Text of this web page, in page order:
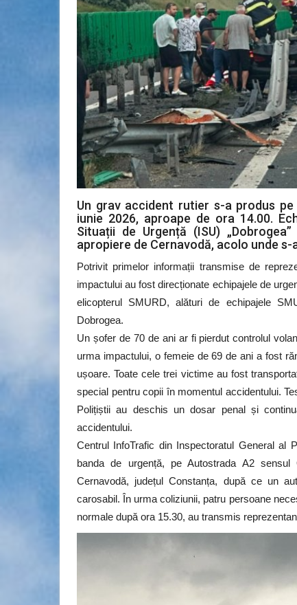
Un grav accident rutier s-a produs
iunie 2026, aproape de ora 14.00.
Situații de Urgență (ISU)
apropiere de Cernavodă, acolo unde
Potrivit primelor informații transmise de
impactului au fost direcționate echipajele de
elicopterul SMURD, alături de echipajele
Dobrogea.
Un șofer de 70 de ani ar fi pierdut controlul
urma impactului, o femeie de 69 de ani a fost
ușoare. Toate cele trei victime au fost
special pentru copii în momentul accidentului.
Polițiștii au deschis un dosar penal și
accidentului.
Centrul InfoTrafic din Inspectoratul General al
banda de urgență, pe Autostrada A2
Cernavodă, județul Constanța, după ce un
carosabil. În urma coliziunii, patru persoane
normale după ora 15.30, au transmis